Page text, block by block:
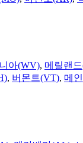
아(WV), 메릴랜
, 버몬트(VT), 메